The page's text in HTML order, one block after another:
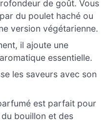
de goût. Vous
du poulet haché ou
version végétarienne.
il ajoute une
essentielle.
les saveurs avec son
est parfait pour
bouillon et des